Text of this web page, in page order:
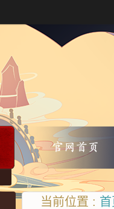
当前位置 :